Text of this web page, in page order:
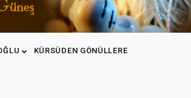
KÜRSÜDEN GÖNÜLLERE